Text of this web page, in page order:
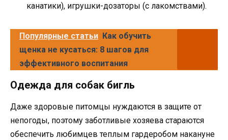
канатики), игрушки-дозаторы (с лакомствами).
Популярные статьи Как обучить
щенка не кусаться: 8 шагов для
эффективного воспитания
Одежда для собак бигль
Даже здоровые питомцы нуждаются в защите от
непогоды, поэтому заботливые хозяева стараются
обеспечить любимцев теплым гардеробом накануне